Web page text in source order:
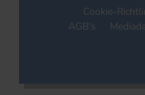
Cookie-
AGB's